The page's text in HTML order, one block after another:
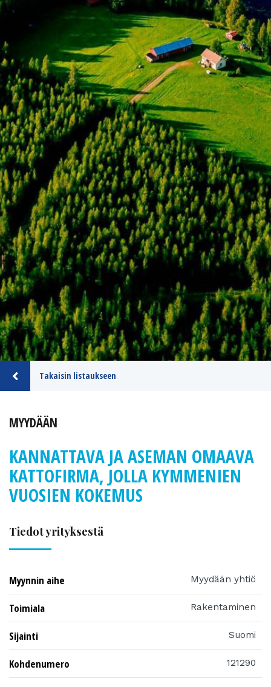
Takaisin listaukseen
MYYDÄÄN
KANNATTAVA JA ASEMAN OMAAVA
KATTOFIRMA, JOLLA KYMMENIEN
VUOSIEN KOKEMUS
Tiedot yrityksestä
Myynnin aihe Myydään yhtiö
Toimiala Rakentaminen
Sijainti Suomi
Kohdenumero 121290